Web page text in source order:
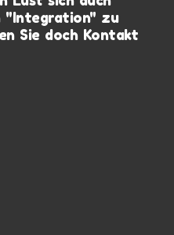
"Integration" zu
Sie doch Kontakt